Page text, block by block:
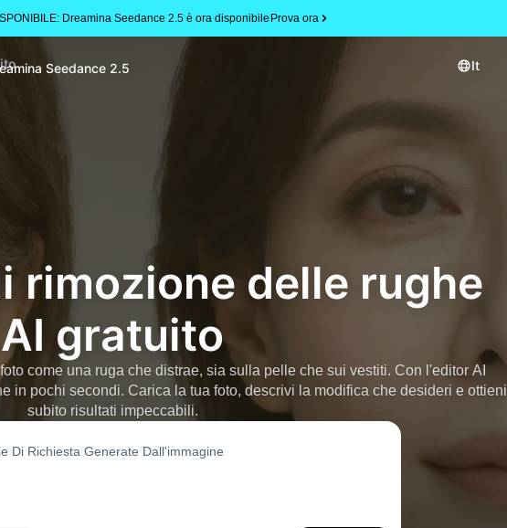
Dreamina Seedance 2.5 è ora disponibileProva ora
Seedance 2.5 It
rimozione delle rughe
AI gratuito
come una ruga che distrae, sia sulla pelle che sui vestiti. Con l'editor AI
in pochi secondi. Carica la tua foto, descrivi la modifica che desideri e ottieni
subito risultati impeccabili.